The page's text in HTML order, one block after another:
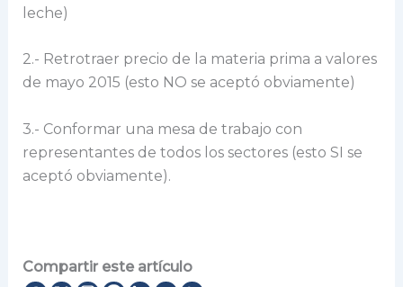
leche)
2.- Retrotraer precio de la materia prima a valores
de mayo 2015 (esto NO se aceptó obviamente)
3.- Conformar una mesa de trabajo con
representantes de todos los sectores (esto SI se
aceptó obviamente).
Compartir este artículo